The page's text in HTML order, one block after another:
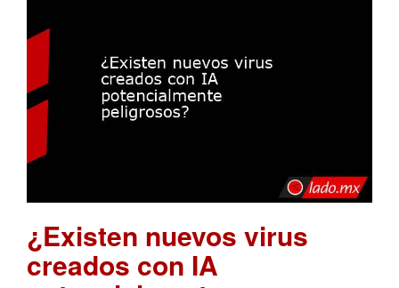
¿Existen nuevos virus
creados con IA